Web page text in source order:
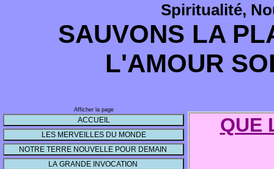
Spiritualité,
SAUVONS LA
L'AMOUR
Afficher la page
QUE